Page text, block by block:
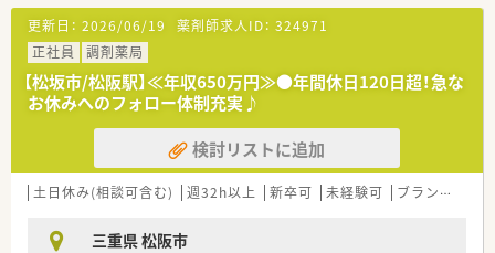
＼ こんな店舗です ／
■土日休みの17：30終業の店舗でプライベートも充実をさせる
ことができます！
■薬剤師は常時10名程度在籍をしており、安心して勤務ができ
る環境がございます。
■年間休日123日！
■平均残業時間は7時間/月で、プライベートの時間も大切にして
いただけます。
更新日： 2026/06/19 薬剤師求人ID： 324971
正社員
調剤薬局
【松坂市/松阪駅】≪年収650万円≫●年間休日120日超！急な
お休みへのフォロー体制充実♪
検討リストに追加
土日休み(相談可含む) 週32h以上 新卒可 未経験可 ブランク可
三重県 松阪市